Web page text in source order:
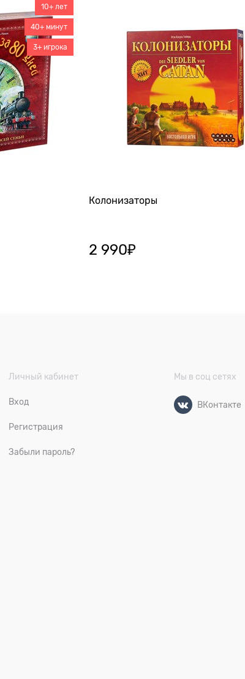
10+ лет
40+ минут
3+ игрока
Колонизаторы
2 990₽
Личный кабинет
Вход
Регистрация
Забыли пароль?
Мы в соц сетях
ВКонтакте